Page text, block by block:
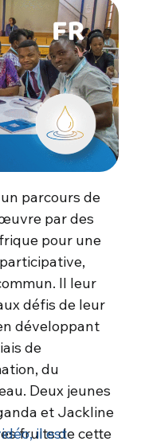
parcours de
par des
pour une
Il leur
défis de leur
développant
de
du
Deux jeunes
et Jackline
fruits de cette
il est